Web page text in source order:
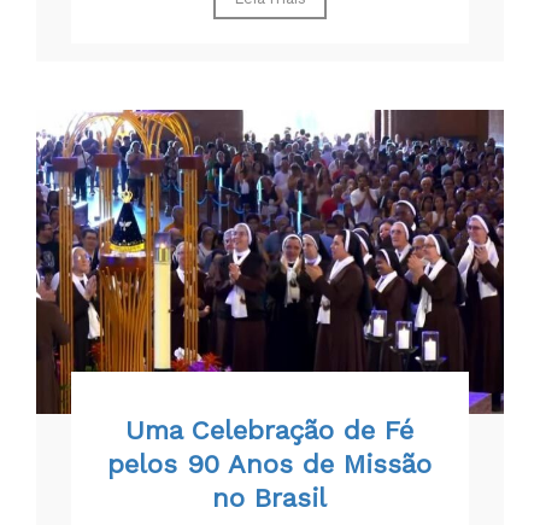
Uma Celebração de Fé
pelos 90 Anos de Missão
no Brasil